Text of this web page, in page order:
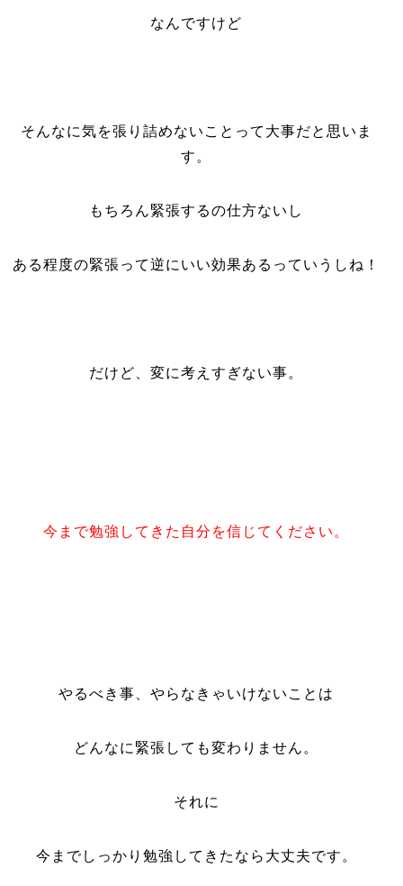
なんですけど
そんなに気を張り詰めないことって大事だと思いま
す。
もちろん緊張するの仕方ないし
ある程度の緊張って逆にいい効果あるっていうしね！
だけど、変に考えすぎない事。
今まで勉強してきた自分を信じてください。
やるべき事、やらなきゃいけないことは
どんなに緊張しても変わりません。
それに
今までしっかり勉強してきたなら大丈夫です。